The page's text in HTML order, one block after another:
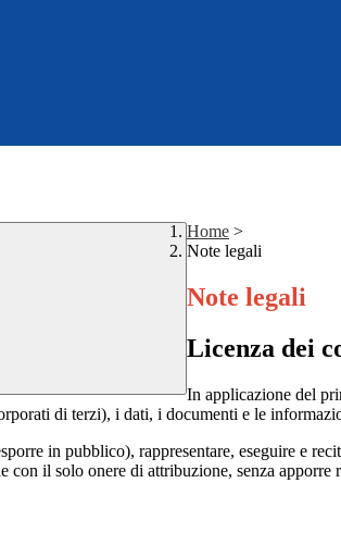
Home >
Note legali
Note legali
Licenza dei
In applicazione del
di terzi), i dati, i documenti e le
in pubblico), rappresentare, eseguire e
con il solo onere di attribuzione, senza apporre